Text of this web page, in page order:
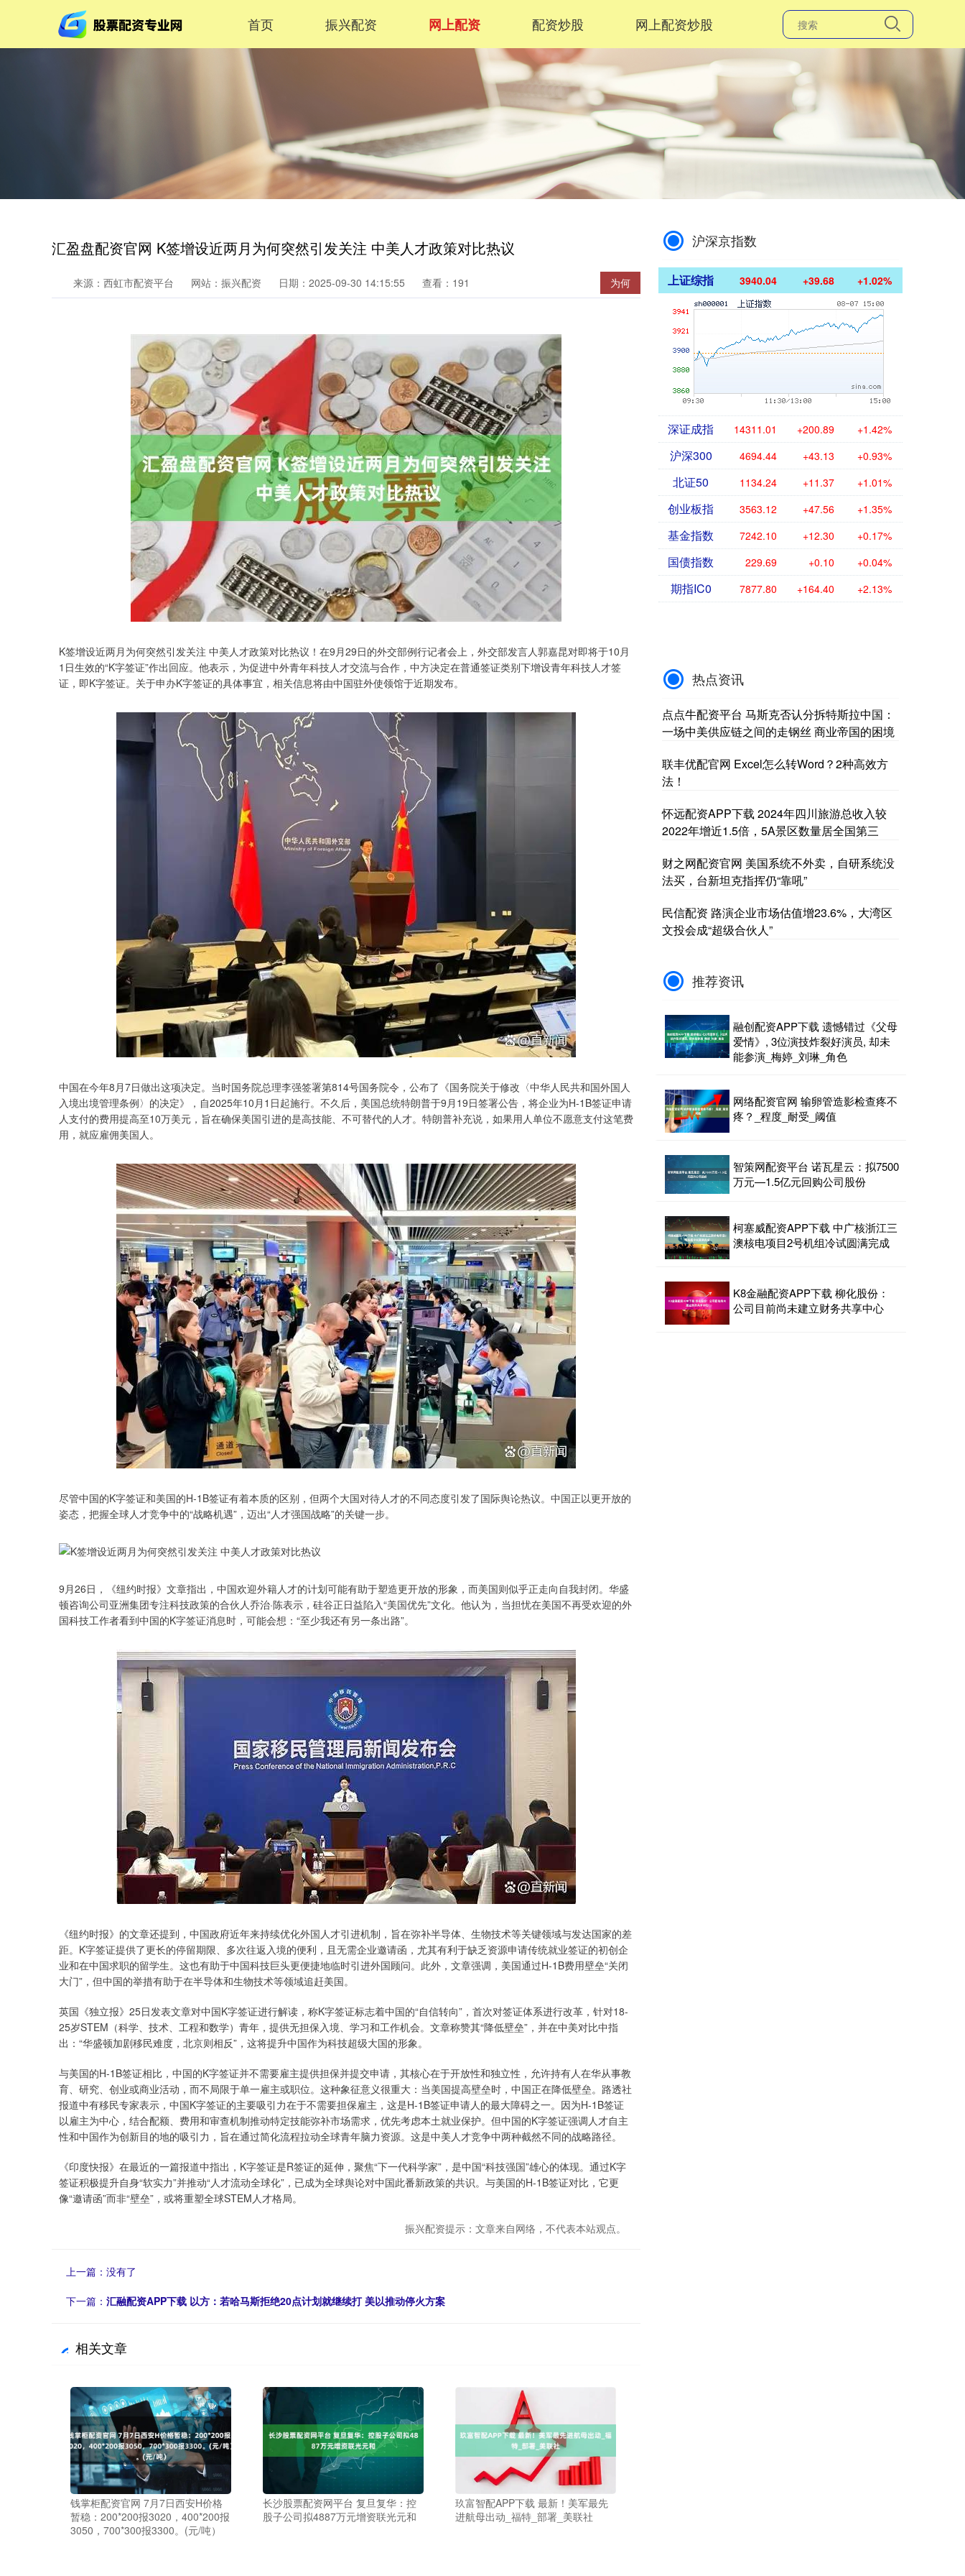
首页 振兴配资 网上配资 配资炒股 网上配资炒股
汇盈盘配资官网 K签增设近两月为何突然引发关注 中美人才政策对比热议
为何
来源：西虹市配资平台 网站：振兴配资 日期：2025-09-30 14:15:55 查看：191
K签增设近两月为何突然引发关注 中美人才政策对比热议！在9月29日的外交部例行记者会上，外交部发言人郭嘉昆对即将于10月
1日生效的“K字签证”作出回应。他表示，为促进中外青年科技人才交流与合作，中方决定在普通签证类别下增设青年科技人才签
证，即K字签证。关于申办K字签证的具体事宜，相关信息将由中国驻外使领馆于近期发布。
中国在今年8月7日做出这项决定。当时国务院总理李强签署第814号国务院令，公布了《国务院关于修改〈中华人民共和国外国人
入境出境管理条例〉的决定》，自2025年10月1日起施行。不久后，美国总统特朗普于9月19日签署公告，将企业为H-1B签证申请
人支付的费用提高至10万美元，旨在确保美国引进的是高技能、不可替代的人才。特朗普补充说，如果用人单位不愿意支付这笔费
用，就应雇佣美国人。
尽管中国的K字签证和美国的H-1B签证有着本质的区别，但两个大国对待人才的不同态度引发了国际舆论热议。中国正以更开放的
姿态，把握全球人才竞争中的“战略机遇”，迈出“人才强国战略”的关键一步。
9月26日，《纽约时报》文章指出，中国欢迎外籍人才的计划可能有助于塑造更开放的形象，而美国则似乎正走向自我封闭。华盛
顿咨询公司亚洲集团专注科技政策的合伙人乔治·陈表示，硅谷正日益陷入“美国优先”文化。他认为，当担忧在美国不再受欢迎的外
国科技工作者看到中国的K字签证消息时，可能会想：“至少我还有另一条出路”。
《纽约时报》的文章还提到，中国政府近年来持续优化外国人才引进机制，旨在弥补半导体、生物技术等关键领域与发达国家的差
距。K字签证提供了更长的停留期限、多次往返入境的便利，且无需企业邀请函，尤其有利于缺乏资源申请传统就业签证的初创企
业和在中国求职的留学生。这也有助于中国科技巨头更便捷地临时引进外国顾问。此外，文章强调，美国通过H-1B费用壁垒“关闭
大门”，但中国的举措有助于在半导体和生物技术等领域追赶美国。
英国《独立报》25日发表文章对中国K字签证进行解读，称K字签证标志着中国的“自信转向”，首次对签证体系进行改革，针对18-
25岁STEM（科学、技术、工程和数学）青年，提供无担保入境、学习和工作机会。文章称赞其“降低壁垒”，并在中美对比中指
出：“华盛顿加剧移民难度，北京则相反”，这将提升中国作为科技超级大国的形象。
与美国的H-1B签证相比，中国的K字签证并不需要雇主提供担保并提交申请，其核心在于开放性和独立性，允许持有人在华从事教
育、研究、创业或商业活动，而不局限于单一雇主或职位。这种象征意义很重大：当美国提高壁垒时，中国正在降低壁垒。路透社
报道中有移民专家表示，中国K字签证的主要吸引力在于不需要担保雇主，这是H-1B签证申请人的最大障碍之一。因为H-1B签证
以雇主为中心，结合配额、费用和审查机制推动特定技能弥补市场需求，优先考虑本土就业保护。但中国的K字签证强调人才自主
性和中国作为创新目的地的吸引力，旨在通过简化流程拉动全球青年脑力资源。这是中美人才竞争中两种截然不同的战略路径。
《印度快报》在最近的一篇报道中指出，K字签证是R签证的延伸，聚焦“下一代科学家”，是中国“科技强国”雄心的体现。通过K字
签证积极提升自身“软实力”并推动“人才流动全球化”，已成为全球舆论对中国此番新政策的共识。与美国的H-1B签证对比，它更
像“邀请函”而非“壁垒”，或将重塑全球STEM人才格局。
振兴配资提示：文章来自网络，不代表本站观点。
上一篇：没有了
下一篇： 汇融配资APP下载 以方：若哈马斯拒绝20点计划就继续打 美以推动停火方案
相关文章
钱掌柜配资官网 7月7日西安H价格
暂稳：200*200报3020，400*200报
3050，700*300报3300。(元/吨）
长沙股票配资网平台 复旦复华：控
股子公司拟4887万元增资联光元和
玖富智配APP下载 最新！美军最先
进航母出动_福特_部署_美联社
沪深京指数
上证综指 3940.04 +39.68 +1.02%
深证成指 14311.01 +200.89 +1.42%
沪深300 4694.44 +43.13 +0.93%
北证50 1134.24 +11.37 +1.01%
创业板指 3563.12 +47.56 +1.35%
基金指数 7242.10 +12.30 +0.17%
国债指数 229.69 +0.10 +0.04%
期指IC0 7877.80 +164.40 +2.13%
热点资讯
点点牛配资平台 马斯克否认分拆特斯拉中国：
一场中美供应链之间的走钢丝 商业帝国的困境
联丰优配官网 Excel怎么转Word？2种高效方
法！
怀远配资APP下载 2024年四川旅游总收入较
2022年增近1.5倍，5A景区数量居全国第三
财之网配资官网 美国系统不外卖，自研系统没
法买，台新坦克指挥仍“靠吼”
民信配资 路演企业市场估值增23.6%，大湾区
文投会成“超级合伙人”
推荐资讯
融创配资APP下载 遗憾错过《父母
爱情》, 3位演技炸裂好演员, 却未
能参演_梅婷_刘琳_角色
网络配资官网 输卵管造影检查疼不
疼？_程度_耐受_阈值
智策网配资平台 诺瓦星云：拟7500
万元—1.5亿元回购公司股份
柯塞威配资APP下载 中广核浙江三
澳核电项目2号机组冷试圆满完成
K8金融配资APP下载 柳化股份：
公司目前尚未建立财务共享中心